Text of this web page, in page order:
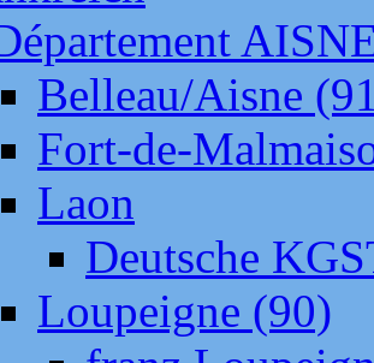
Belleau/Aisne
Fort-de-
Laon
Deutsche
Loupeigne (90)